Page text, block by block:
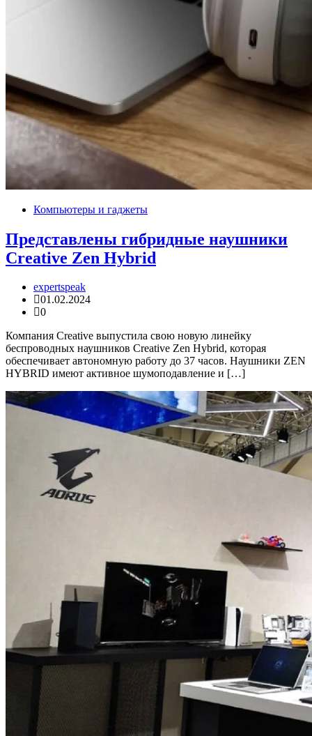
Компьютеры и гаджеты
Представлены гибридные наушники
Creative Zen Hybrid
expertspeak
01.02.2024
0
Компания Creative выпустила свою новую линейку
беспроводных наушников Creative Zen Hybrid, которая
обеспечивает автономную работу до 37 часов. Наушники ZEN
HYBRID имеют активное шумоподавление и […]